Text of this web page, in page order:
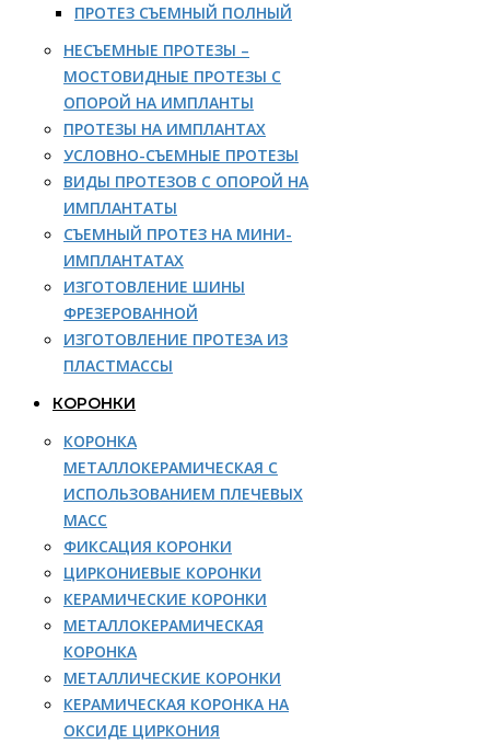
ПРОТЕЗ СЪЕМНЫЙ ПОЛНЫЙ
НЕСЪЕМНЫЕ ПРОТЕЗЫ –
МОСТОВИДНЫЕ ПРОТЕЗЫ С
ОПОРОЙ НА ИМПЛАНТЫ
ПРОТЕЗЫ НА ИМПЛАНТАХ
УСЛОВНО-СЪЕМНЫЕ ПРОТЕЗЫ
ВИДЫ ПРОТЕЗОВ С ОПОРОЙ НА
ИМПЛАНТАТЫ
СЪЕМНЫЙ ПРОТЕЗ НА МИНИ-
ИМПЛАНТАТАХ
ИЗГОТОВЛЕНИЕ ШИНЫ
ФРЕЗЕРОВАННОЙ
ИЗГОТОВЛЕНИЕ ПРОТЕЗА ИЗ
ПЛАСТМАССЫ
КОРОНКИ
КОРОНКА
МЕТАЛЛОКЕРАМИЧЕСКАЯ С
ИСПОЛЬЗОВАНИЕМ ПЛЕЧЕВЫХ
МАСС
ФИКСАЦИЯ КОРОНКИ
ЦИРКОНИЕВЫЕ КОРОНКИ
КЕРАМИЧЕСКИЕ КОРОНКИ
МЕТАЛЛОКЕРАМИЧЕСКАЯ
КОРОНКА
МЕТАЛЛИЧЕСКИЕ КОРОНКИ
КЕРАМИЧЕСКАЯ КОРОНКА НА
ОКСИДЕ ЦИРКОНИЯ